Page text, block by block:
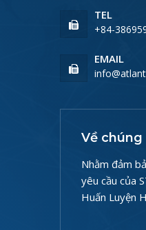
TEL
+84-
EMAIL
Về chúng
Nhằm đảm
yêu cầu của
Huấn Luyện